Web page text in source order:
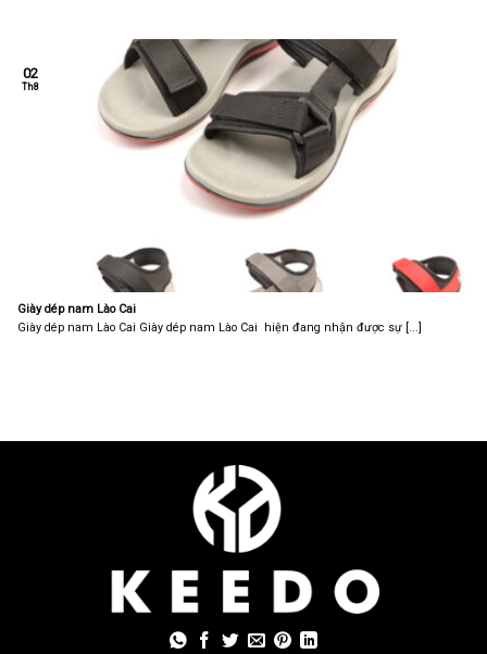
Giày dép nam Lào Cai
Giày dép nam Lào Cai Giày dép nam Lào Cai hiện đang nhận được sự [...]
02
Th8